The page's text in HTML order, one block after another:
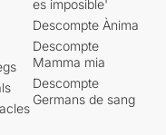
es imposible'
Descompte Ànima
Descompte
Mamma mia
Descompte
Germans de sang